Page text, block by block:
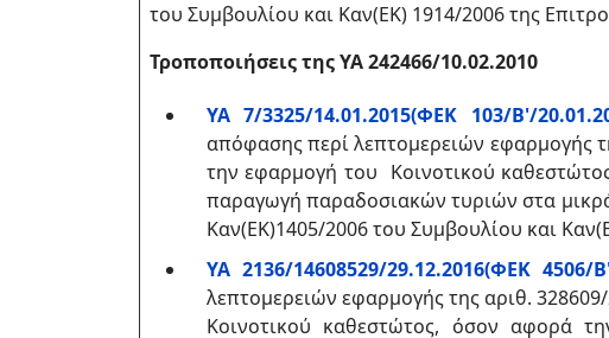
του Συμβουλίου και Καν(ΕΚ) 1914/2006 της
Τροποποιήσεις της ΥΑ242466/10.02.2010
ΥΑ 7/3325/14.01.2015(ΦΕΚ 103/Β'/
απόφασης περί λεπτομερειών εφαρμογής
την εφαρμογή του Κοινοτικού
παραγωγή παραδοσιακών τυριών στα
Καν(ΕΚ)1405/2006 του Συμβουλίου και
ΥΑ 2136/14608529/29.12.2016(ΦΕΚ 4506/
λεπτομερειών εφαρμογής της αριθ.
Κοινοτικού καθεστώτος, όσον αφορά